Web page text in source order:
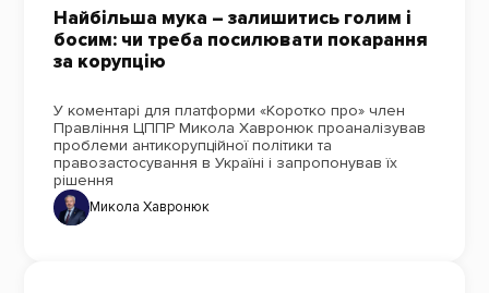
Найбільша мука – залишитись голим і
босим: чи треба посилювати покарання
за корупцію
У коментарі для платформи «Коротко про» член
Правління ЦППР Микола Хавронюк проаналізував
проблеми антикорупційної політики та
правозастосування в Україні і запропонував їх
рішення
Микола Хавронюк